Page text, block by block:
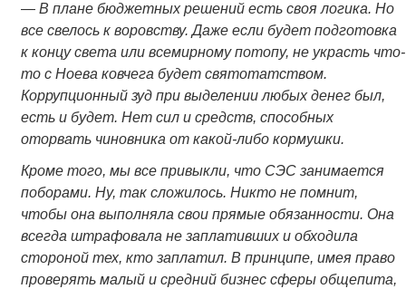
— В плане бюджетных решений есть своя логика. Но
все свелось к воровству. Даже если будет подготовка
к концу света или всемирному потопу, не украсть что-
то с Ноева ковчега будет святотатством.
Коррупционный зуд при выделении любых денег был,
есть и будет. Нет сил и средств, способных
оторвать чиновника от какой-либо кормушки.
Кроме того, мы все привыкли, что СЭС занимается
поборами. Ну, так сложилось. Никто не помнит,
чтобы она выполняла свои прямые обязанности. Она
всегда штрафовала не заплативших и обходила
стороной тех, кто заплатил. В принципе, имея право
проверять малый и средний бизнес сферы общепита,